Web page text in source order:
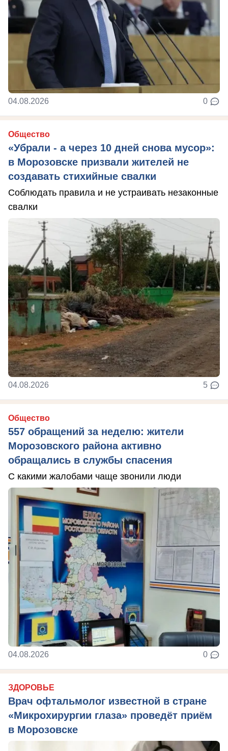
04.08.2026 0
Общество
«Убрали - а через 10 дней снова мусор»:
в Морозовске призвали жителей не
создавать стихийные свалки
Соблюдать правила и не устраивать незаконные
свалки
04.08.2026 5
Общество
557 обращений за неделю: жители
Морозовского района активно
обращались в службы спасения
С какими жалобами чаще звонили люди
04.08.2026 0
ЗДОРОВЬЕ
Врач офтальмолог известной в стране
«Микрохирургии глаза» проведёт приём
в Морозовске